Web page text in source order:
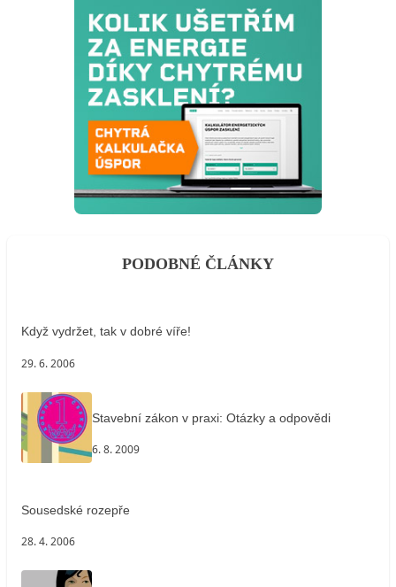
PODOBNÉ ČLÁNKY
Když vydržet, tak v dobré víře!
29. 6. 2006
Stavební zákon v praxi: Otázky a odpovědi
6. 8. 2009
Sousedské rozepře
28. 4. 2006